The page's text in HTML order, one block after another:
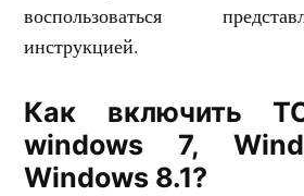
воспользоваться
инструкцией.
Как включить
windows 7,
Windows 8.1?